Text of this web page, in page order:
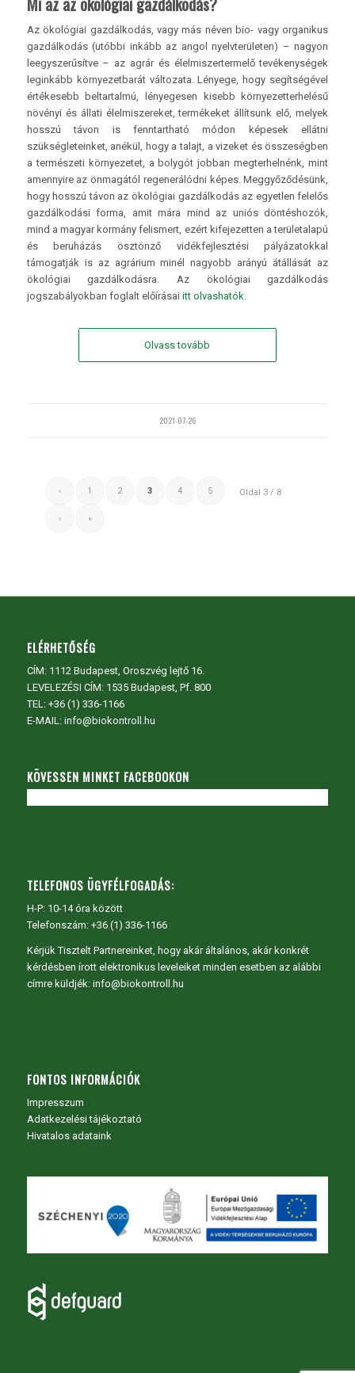
Az ökológiai gazdálkodás, vagy más néven bio- vagy organikus
gazdálkodás (utóbbi inkább az angol nyelvterületen) – nagyon
leegyszerűsítve – az agrár és élelmiszertermelő tevékenységek
leginkább környezetbarát változata. Lényege, hogy segítségével
értékesebb beltartalmú, lényegesen kisebb környezetterhelésű
növényi és állati élelmiszereket, termékeket állítsunk elő, melyek
hosszú távon is fenntartható módon képesek ellátni
szükségleteinket, anékül, hogy a talajt, a vizeket és összeségben
a természeti környezetet, a bolygót jobban megterhelnénk, mint
amennyire az önmagától regenerálódni képes. Meggyőződésünk,
hogy hosszú távon az ökológiai gazdálkodás az egyetlen felelős
gazdálkodási forma, amit mára mind az uniós döntéshozók,
mind a magyar kormány felismert, ezért kifejezetten a területalapú
és beruházás ösztönző vidékfejlesztési pályázatokkal
támogatják is az agrárium minél nagyobb arányú átállását az
ökológiai gazdálkodásra. Az ökológiai gazdálkodás
jogszabályokban foglalt előírásai itt olvashatók
Olvass tovább
2021-07-26
Oldal 3 / 8
‹ 1 2 3 4 5
› »
ELÉRHETŐSÉG
CÍM: 1112 Budapest, Oroszvég lejtő 16.
LEVELEZÉSI CÍM: 1535 Budapest, Pf. 800
TEL: +36 (1) 336-1166
E-MAIL: info@biokontroll.hu
KÖVESSEN MINKET FACEBOOKON
TELEFONOS ÜGYFÉLFOGADÁS:
H-P: 10-14 óra között
Telefonszám: +36 (1) 336-1166
Kérjük Tisztelt Partnereinket, hogy akár általános, akár konkrét
kérdésben írott elektronikus leveleiket minden esetben az alábbi
címre küldjék: info@biokontroll.hu
FONTOS INFORMÁCIÓK
Impresszum
Adatkezelési tájékoztató
Hivatalos adataink